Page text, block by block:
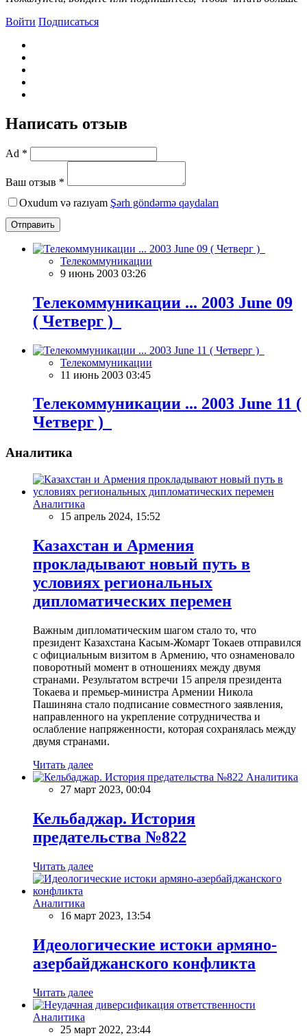
Войти Подписаться
Написать отзыв
Ad *
Ваш отзыв *
Oxudum və razıyam Şərh göndərmə qaydaları
Отправить
Телекоммуникации
9 июнь 2003 03:26
Телекоммуникации ... 2003 June 09
( Четверг )
Телекоммуникации
11 июнь 2003 03:45
Телекоммуникации ... 2003 June 11 (
Четверг )
Аналитика
Аналитика
15 апрель 2024, 15:52
Казахстан и Армения
прокладывают новый путь в
условиях региональных
дипломатических перемен
Важным дипломатическим шагом стало то, что
президент Казахстана Касым-Жомарт Токаев отправился
с официальным визитом в Армению, что ознаменовало
поворотный момент в отношениях между двумя
странами. Результатом встречи 15 апреля президента
Токаева и премьер-министра Армении Никола
Пашиняна стало подписание совместного заявления,
направленного на укрепление сотрудничества и
ослабление напряженности, которая сохранялась между
двумя странами.
Читать далее
Аналитика
27 март 2023, 00:04
Кельбаджар. История
предательства №822
Читать далее
Аналитика
16 март 2023, 13:54
Идеологические истоки армяно-
азербайджанского конфликта
Читать далее
Аналитика
25 март 2022, 23:44